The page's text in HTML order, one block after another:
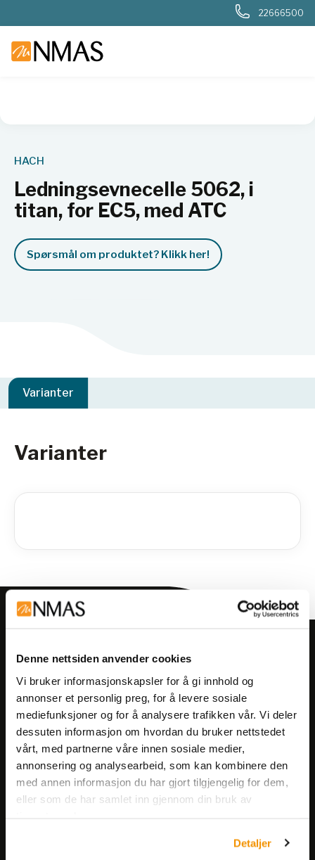
Denne nettsiden anvender cookies
Vi bruker informasjonskapsler for å gi innhold og
annonser et personlig preg, for å levere sosiale
mediefunksjoner og for å analysere trafikken vår. Vi deler
dessuten informasjon om hvordan du bruker nettstedet
vårt, med partnerne våre innen sosiale medier,
annonsering og analysearbeid, som kan kombinere den
med annen informasjon du har gjort tilgjengelig for dem,
eller som de har samlet inn gjennom din bruk av
Detaljer
22666500
HACH
Ledningsevnecelle 5062, i
titan, for EC5, med ATC
Spørsmål om produktet? Klikk her!
Varianter
Varianter
Meld deg på vårt nyhetsbrev!
arrangementer og kampanjer.
Meld på nyhetsbrev